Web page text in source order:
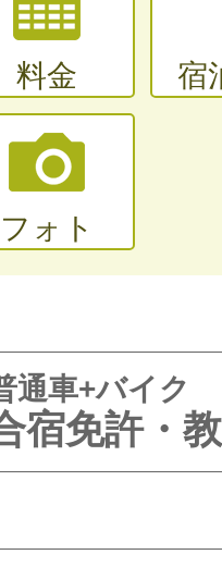
料金 宿
フォト
通車+バイク
宿免許・